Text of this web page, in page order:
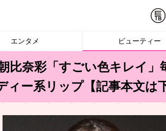
エンタメ ビューティー
朝比奈彩「すごい色キレイ」
ィー系リップ【記事本文は